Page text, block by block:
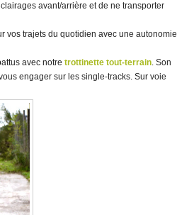
avant/arrière et de ne transporter
vos trajets du quotidien avec une autonomie
avec notre trottinette tout-terrain. Son
engager sur les single-tracks. Sur voie